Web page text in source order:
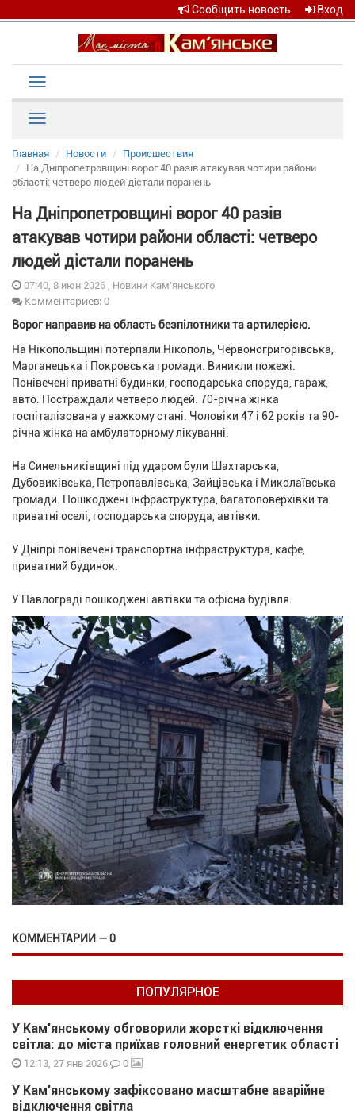
Сообщить новость Вход
navigation
Главная Новости
Происшествия
На Дніпропетровщині ворог 40 разів атакував чотири райони
області: четверо людей дістали поранень
На Дніпропетровщині ворог 40 разів
атакував чотири райони області: четверо
людей дістали поранень
07:40, 8 июн 2026 , Новини Кам'янського
Комментариев: 0
Ворог направив на область безпілотники та артилерією.
На Нікопольщині потерпали Нікополь, Червоногригорівська,
Марганецька і Покровська громади. Виникли пожежі.
Понівечені приватні будинки, господарська споруда, гараж,
авто. Постраждали четверо людей. 70-річна жінка
госпіталізована у важкому стані. Чоловіки 47 і 62 років та 90-
річна жінка на амбулаторному лікуванні.
На Синельниківщині під ударом були Шахтарська,
Дубовиківська, Петропавлівська, Зайцівська і Миколаївська
громади. Пошкоджені інфраструктура, багатоповерхівки та
приватні оселі, господарська споруда, автівки.
У Дніпрі понівечені транспортна інфраструктура, кафе,
приватний будинок.
У Павлограді пошкоджені автівки та офісна будівля.
КОММЕНТАРИИ — 0
ПОПУЛЯРНОЕ
У Кам’янському обговорили жорсткі відключення
світла: до міста приїхав головний енергетик області
12:13, 27 янв 2026 0
У Кам’янському зафіксовано масштабне аварійне
відключення світла